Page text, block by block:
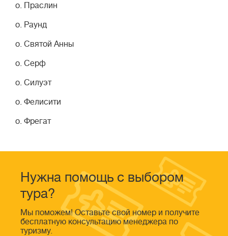
о. Праслин
о. Раунд
о. Святой Анны
о. Серф
о. Силуэт
о. Фелисити
о. Фрегат
Нужна помощь с выбором
тура?
Мы поможем! Оставьте свой номер и получите
бесплатную консультацию менеджера по
туризму.